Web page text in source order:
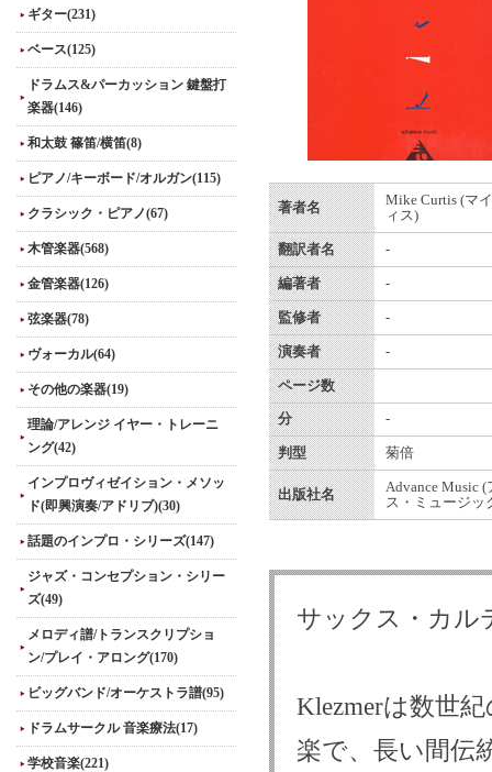
ギター(231)
ベース(125)
ドラムス&パーカッション 鍵盤打
楽器(146)
和太鼓 篠笛/横笛(8)
ピアノ/キーボード/オルガン(115)
クラシック・ピアノ(67)
木管楽器(568)
金管楽器(126)
弦楽器(78)
ヴォーカル(64)
その他の楽器(19)
理論/アレンジ イヤー・トレーニ
ング(42)
インプロヴィゼイション・メソッ
ド(即興演奏/アドリブ)(30)
話題のインプロ・シリーズ(147)
ジャズ・コンセプション・シリー
ズ(49)
メロディ譜/トランスクリプショ
ン/プレイ・アロング(170)
ビッグバンド/オーケストラ譜(95)
ドラムサークル 音楽療法(17)
学校音楽(221)
著者名
Mike Curtis (マ
ィス)
翻訳者名 -
編著者 -
監修者 -
演奏者 -
ページ数
分 -
判型 菊倍
出版社名
Advance Music (
ス・ミュージッ
サックス・カル
Klezmerは数世
楽で、長い間伝